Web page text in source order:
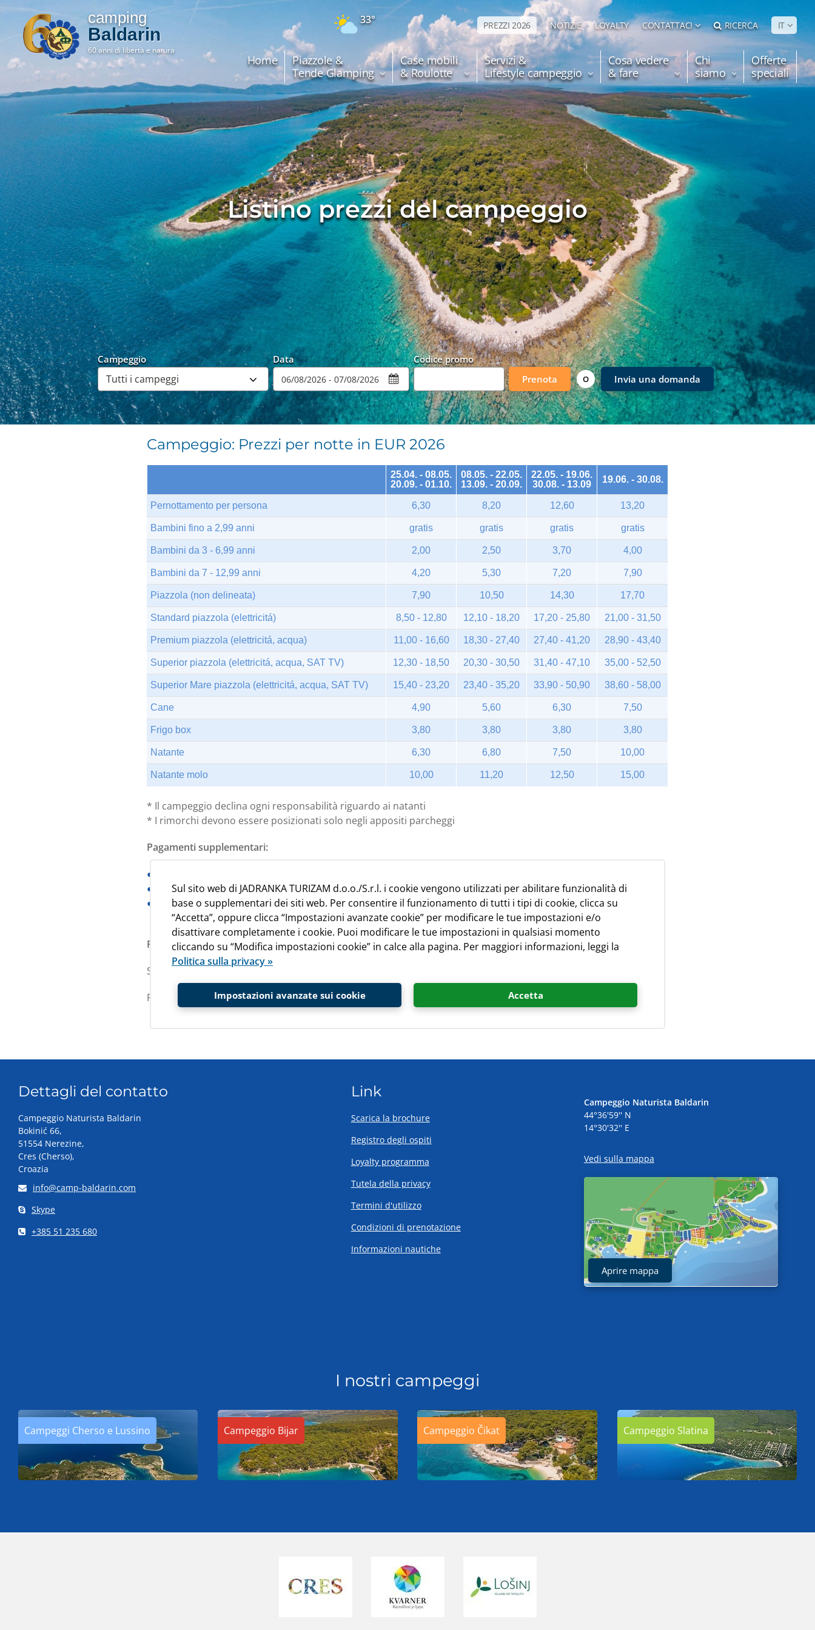
camping
Baldarin
60 anni di libertà e natura
33° PREZZI 2026 NOTIZIE LOYALTY CONTATTACI RICERCA IT
Home
Piazzole &
Tende Glamping
Case mobili
& Roulotte
Servizi &
Lifestyle campeggio
Cosa vedere
& fare
Chi
siamo
Offerte
speciali
Campeggio Data
Codice promo
Prenota
O Invia una domanda
Listino prezzi del campeggio
Campeggio: Prezzi per notte in EUR 2026
25.04. - 08.05.
20.09. - 01.10.
08.05. - 22.05.
13.09. - 20.09.
22.05. - 19.06.
30.08. - 13.09
19.06. - 30.08.
Pernottamento per persona 6,30 8,20 12,60 13,20
Bambini fino a 2,99 anni gratis gratis gratis gratis
Bambini da 3 - 6,99 anni 2,00 2,50 3,70 4,00
Bambini da 7 - 12,99 anni 4,20 5,30 7,20 7,90
Piazzola (non delineata) 7,90 10,50 14,30 17,70
Standard piazzola (elettricitá) 8,50 - 12,80 12,10 - 18,20 17,20 - 25,80 21,00 - 31,50
Premium piazzola (elettricitá, acqua) 11,00 - 16,60 18,30 - 27,40 27,40 - 41,20 28,90 - 43,40
Superior piazzola (elettricitá, acqua, SAT TV) 12,30 - 18,50 20,30 - 30,50 31,40 - 47,10 35,00 - 52,50
Superior Mare piazzola (elettricitá, acqua, SAT TV) 15,40 - 23,20 23,40 - 35,20 33,90 - 50,90 38,60 - 58,00
Cane 4,90 5,60 6,30 7,50
Frigo box 3,80 3,80 3,80 3,80
Natante 6,30 6,80 7,50 10,00
Natante molo 10,00 11,20 12,50 15,00
* Il campeggio declina ogni responsabilità riguardo ai natanti
* I rimorchi devono essere posizionati solo negli appositi parcheggi
Pagamenti supplementari:
Tassa di registrazione per persona 2,50 € (una tantum)
Tassa di soggiorno 1,10 € (ottobre), 1,60 € (aprile, maggio, giugno, luglio, agosto e settembre) a persona al
giorno. Bambini fino a 11,99 anni: gratis. Ragazzi dai 12 ai 17,99 anni: solo 50%.
Possibilita di pagamento
Si accettano le seguenti carte di credito: EC (Maestro), American Express, Diners-Club, Mastercard, VISA.
Per saperne di più, consulta le nostrecondizioni di prenotazione » per maggiori dettagli.
Dettagli del contatto
Campeggio Naturista Baldarin
Bokinić 66,
51554 Nerezine,
Cres (Cherso),
Croazia
info@camp-baldarin.com
Skype
+385 51 235 680
Link
Scarica la brochure
Registro degli ospiti
Loyalty programma
Tutela della privacy
Termini d'utilizzo
Condizioni di prenotazione
Informazioni nautiche
Campeggio Naturista Baldarin
44°36'59'' N
14°30'32'' E
Vedi sulla mappa
Aprire mappa
I nostri campeggi
Campeggi Cherso e Lussino Campeggio Bijar Campeggio Čikat Campeggio Slatina
Sul sito web di JADRANKA TURIZAM d.o.o./S.r.l. i cookie vengono utilizzati per abilitare funzionalità di
base o supplementari dei siti web. Per consentire il funzionamento di tutti i tipi di cookie, clicca su
“Accetta”, oppure clicca “Impostazioni avanzate cookie” per modificare le tue impostazioni e/o
disattivare completamente i cookie. Puoi modificare le tue impostazioni in qualsiasi momento
cliccando su “Modifica impostazioni cookie” in calce alla pagina. Per maggiori informazioni, leggi la
Politica sulla privacy »
Impostazioni avanzate sui cookie Accetta